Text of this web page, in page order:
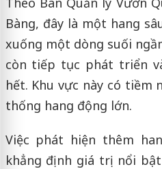
Bàng, đây là một hang
xuống một dòng suối
còn tiếp tục phát triển
hết. Khu vực này có tiềm
thống hang động lớn.
Việc phát hiện thêm
khẳng định giá trị nổi